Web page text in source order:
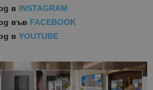
в INSTAGRAM
във FACEBOOK
в YOUTUBE